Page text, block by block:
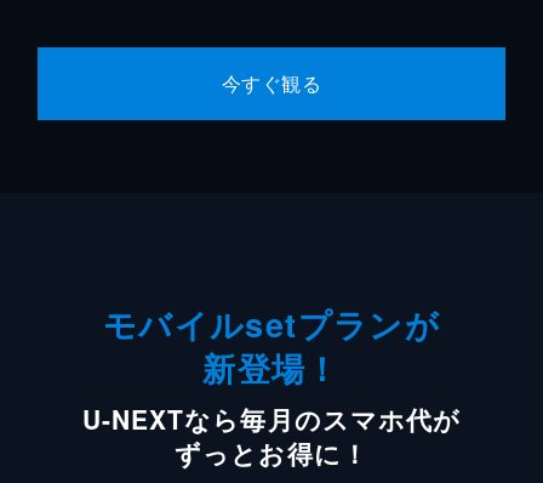
今すぐ観る
モバイルsetプランが
新登場！
U-NEXTなら毎月のスマホ代が
ずっとお得に！